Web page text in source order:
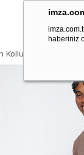
haberiniz
Kollu Jakarlı İtalyan